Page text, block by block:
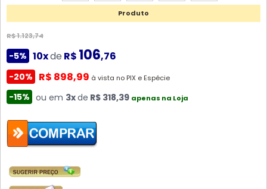
Produto
R$ 1.123,74
-5% 10xde R$ 106,76
-20% R$ 898,99 à vista no PIX e Espécie
-15% ou em 3xde R$ 318,39 apenas na Loja